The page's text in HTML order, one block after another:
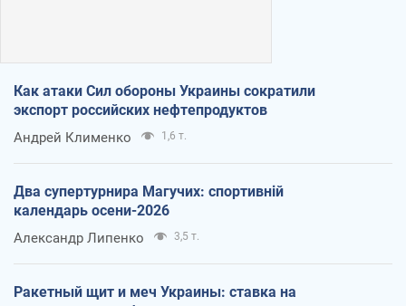
Как атаки Сил обороны Украины сократили
экспорт российских нефтепродуктов
Андрей Клименко 1,6 т.
Два супертурнира Магучих: спортивній
календарь осени-2026
Александр Липенко 3,5 т.
Ракетный щит и меч Украины: ставка на